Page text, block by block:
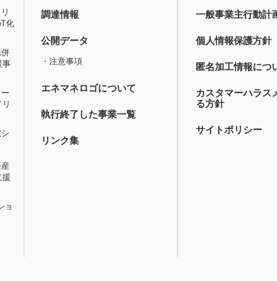
化
事
援
ョ
調達情報
公開データ
・注意事項
エネマネロゴについて
執行終了した事業一覧
リンク集
一般事業主行動計
個人情報保護方針
匿名加工情報につ
カスタマーハラス
る方針
サイトポリシー